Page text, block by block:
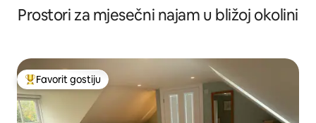
Prostori za mjesečni najam u bližoj okolini
Glavni favorit gostiju
Favorit gostiju